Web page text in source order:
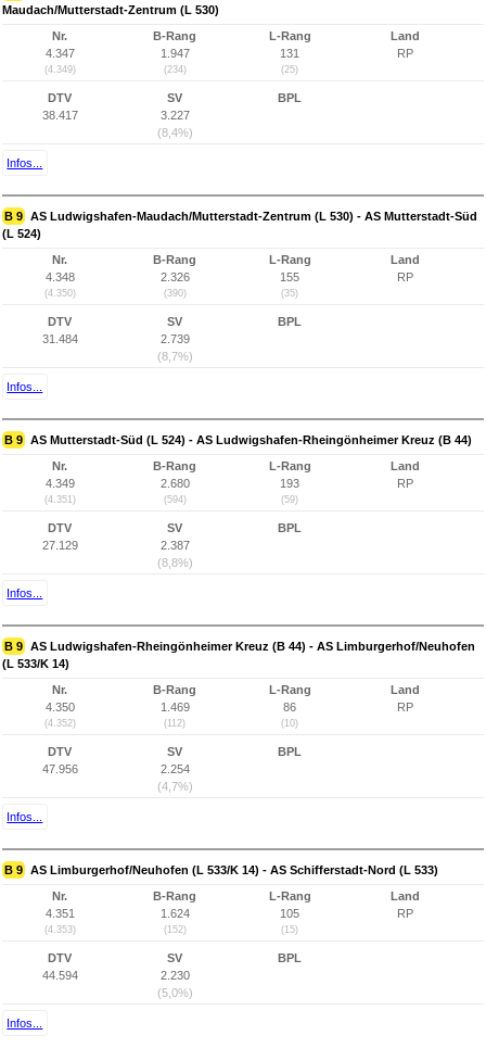
Maudach/Mutterstadt-Zentrum (L 530)
Nr.
4.347
(4.349)
B-Rang
1.947
(234)
L-Rang
131
(25)
Land
RP
DTV
38.417
SV
3.227
(8,4%)
BPL
Infos...
B 9 AS Ludwigshafen-Maudach/Mutterstadt-Zentrum (L 530) - AS Mutterstadt-Süd
(L 524)
Nr.
4.348
(4.350)
B-Rang
2.326
(390)
L-Rang
155
(35)
Land
RP
DTV
31.484
SV
2.739
(8,7%)
BPL
Infos...
B 9 AS Mutterstadt-Süd (L 524) - AS Ludwigshafen-Rheingönheimer Kreuz (B 44)
Nr.
4.349
(4.351)
B-Rang
2.680
(594)
L-Rang
193
(59)
Land
RP
DTV
27.129
SV
2.387
(8,8%)
BPL
Infos...
B 9 AS Ludwigshafen-Rheingönheimer Kreuz (B 44) - AS Limburgerhof/Neuhofen
(L 533/K 14)
Nr.
4.350
(4.352)
B-Rang
1.469
(112)
L-Rang
86
(10)
Land
RP
DTV
47.956
SV
2.254
(4,7%)
BPL
Infos...
B 9 AS Limburgerhof/Neuhofen (L 533/K 14) - AS Schifferstadt-Nord (L 533)
Nr.
4.351
(4.353)
B-Rang
1.624
(152)
L-Rang
105
(15)
Land
RP
DTV
44.594
SV
2.230
(5,0%)
BPL
Infos...